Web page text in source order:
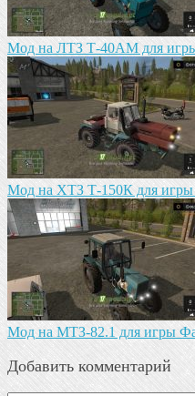
Мод на ЛТЗ Т-40АМ для
Мод на ХТЗ Т-150К для игры
Мод на МТЗ-82.1 для игры
Добавить комментарий